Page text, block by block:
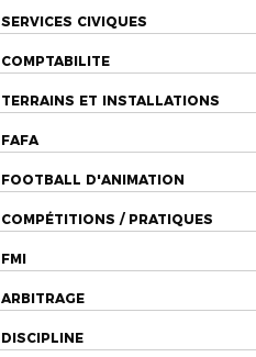
SERVICES CIVIQUES
COMPTABILITE
TERRAINS ET INSTALLATIONS
FAFA
FOOTBALL D'ANIMATION
COMPÉTITIONS / PRATIQUES
FMI
ARBITRAGE
DISCIPLINE